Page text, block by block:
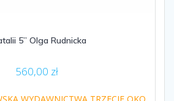
5” Olga Rudnicka
560,00 zł